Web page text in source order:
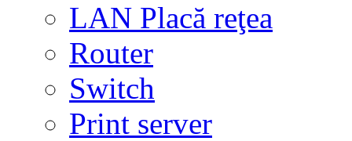
LAN Placă reţea
Router
Switch
Print server